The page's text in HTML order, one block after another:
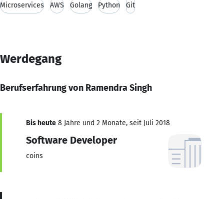
Microservices AWS Golang Python Git
Werdegang
Berufserfahrung von Ramendra Singh
Bis heute 8 Jahre und 2 Monate, seit Juli 2018
Software Developer
coins